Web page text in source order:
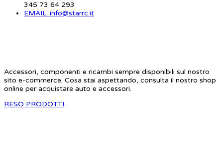
345 73 64 293
EMAIL: info@starrc.it
Accessori, componenti e ricambi sempre disponibili sul nostro
sito e-commerce. Cosa stai aspettando, consulta il nostro shop
online per acquistare auto e accessori.
RESO PRODOTTI